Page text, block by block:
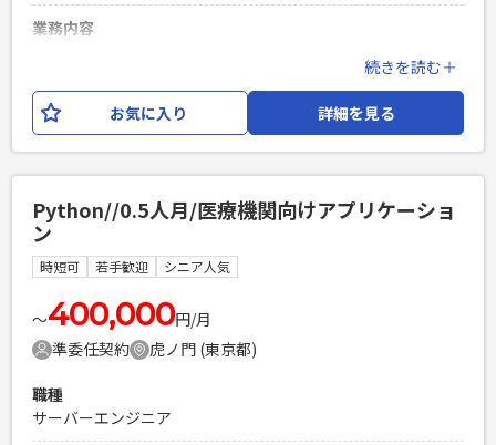
PHPを用いたWebサービスの開発経験4年以上
業務内容
にあるシステムなど）の 機能拡張や保守をメインとし、その
他に新規機能開発にもご対応いただく予定です。 ※数ヶ月に1
回、病院まで出張（4泊5日）に行っていただくことがありま
必須スキル
・Python3.xを使用したサーバーサイドの開発経験 ・
HTML,CSS,JavaScriptを使用したフロントエンドの開発経験
Laravelを用いた開発経験1年以上
エンジニア複数人のチームでの開発経験
続きを読む＋
お気に入り 詳細を見る
Python//0.5人月/医療機関向けアプリケーショ
ン
時短可 若手歓迎 シニア人気
〜400,000円/月
準委任契約
虎ノ門 (東京都)
職種
サーバーエンジニア